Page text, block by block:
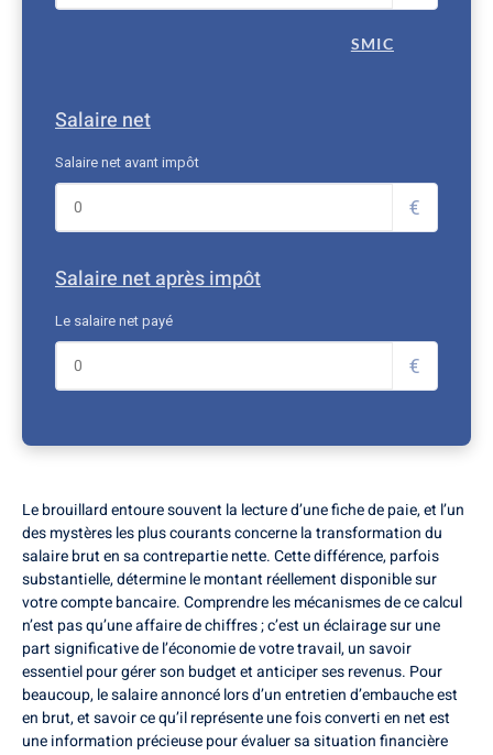
SMIC
Salaire net
Salaire net avant impôt
€
Salaire net après impôt
Le salaire net payé
€
Le brouillard entoure souvent la lecture d’une fiche de paie, et l’un
des mystères les plus courants concerne la transformation du
salaire brut en sa contrepartie nette. Cette différence, parfois
substantielle, détermine le montant réellement disponible sur
votre compte bancaire. Comprendre les mécanismes de ce calcul
n’est pas qu’une affaire de chiffres ; c’est un éclairage sur une
part significative de l’économie de votre travail, un savoir
essentiel pour gérer son budget et anticiper ses revenus. Pour
beaucoup, le salaire annoncé lors d’un entretien d’embauche est
en brut, et savoir ce qu’il représente une fois converti en net est
une information précieuse pour évaluer sa situation financière